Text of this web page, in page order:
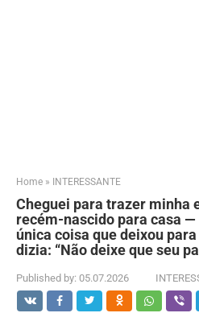
Home » INTERESSANTE
Cheguei para trazer minha
recém-nascido para casa
única coisa que deixou
dizia: “Não deixe que seu
Published by: 05.07.2026